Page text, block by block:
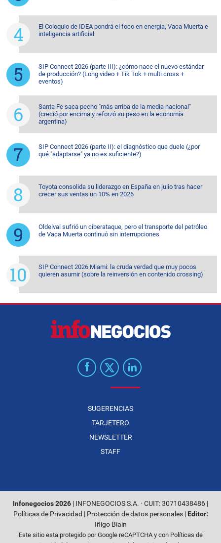
El Coloquio de IDEA pondrá el foco en energía, Vaca Muerta e
inteligencia artificial
SIP Connect 2026 (parte III): ¿cómo nace el nuevo estándar
de producción? (Long video + Tik Tok + multi cross +
eventos)
Santa Fe saca pecho "más arriba de la media nacional"
(creció por encima y reforzó su peso en la economía
argentina)
SIP Connect 2026 (parte II): el diagnóstico que duele (¿por
qué "adaptarse" ya no es suficiente?)
Toyota consolida su liderazgo en España en julio tras hacer
crecer sus ventas un 10% en 2026
Oldelval sufrió un ciberataque, pero el transporte del petróleo
de Vaca Muerta continuó sin interrupciones
SIP Connect 2026 Miami: la cruda verdad que muy pocos
quieren asumir (sobre la reinversión en contenido crossing)
SUGERENCIAS
TARJETERO
NEWSLETTER
STAFF
Infonegocios 2026 | INFONEGOCIOS S.A. · CUIT: 30710438486 |
Políticas de Privacidad | Protección de datos personales| Editor:
Iñigo Biain
Este sitio esta protegido por Google reCAPTCHA y con Políticas de